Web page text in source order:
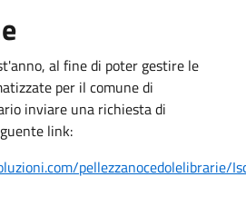
al fine di poter gestire le
per il comune di
inviare una richiesta di
link:
pellezzanocedolelibrarie/